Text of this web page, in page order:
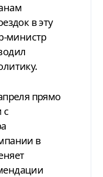
в эту
министр
прямо
с
в